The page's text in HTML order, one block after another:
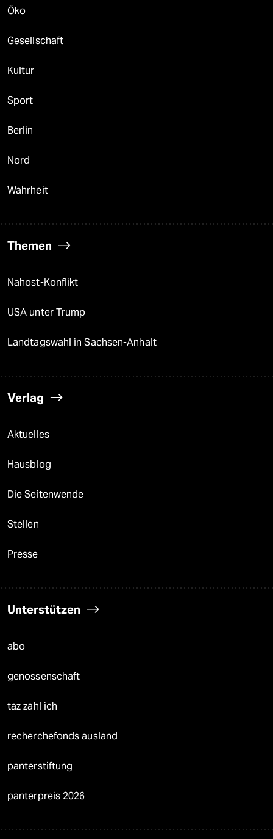
Öko
Gesellschaft
Kultur
Sport
Berlin
Nord
Wahrheit
Themen
Nahost-Konflikt
USA unter Trump
Landtagswahl in Sachsen-Anhalt
Verlag
Aktuelles
Hausblog
Die Seitenwende
Stellen
Presse
Unterstützen
abo
genossenschaft
taz zahl ich
recherchefonds ausland
panterstiftung
panterpreis 2026